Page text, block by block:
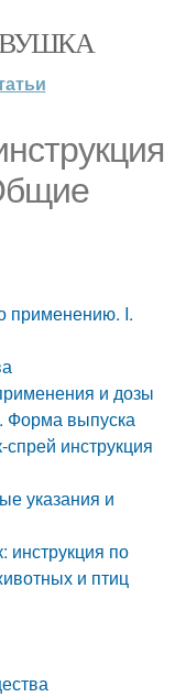
I.
и дозы
Форма выпуска
инструкция
указания и
инструкция по
и птиц